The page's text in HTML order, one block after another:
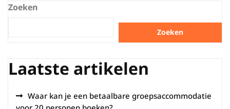
Zoeken
Zoeken
Laatste artikelen
Waar kan je een betaalbare groepsaccommodatie